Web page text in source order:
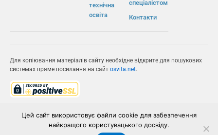
технічна
освіта
спеціалістом
Контакти
Для копіювання матеріалів сайту необхідне відкрите для пошукових
системах пряме посилання на сайт osvita.net.
ІВС «ОСВІТА»
Цей сайт використовує файли cookie для забезпечення
найкращого користувацького досвіду.